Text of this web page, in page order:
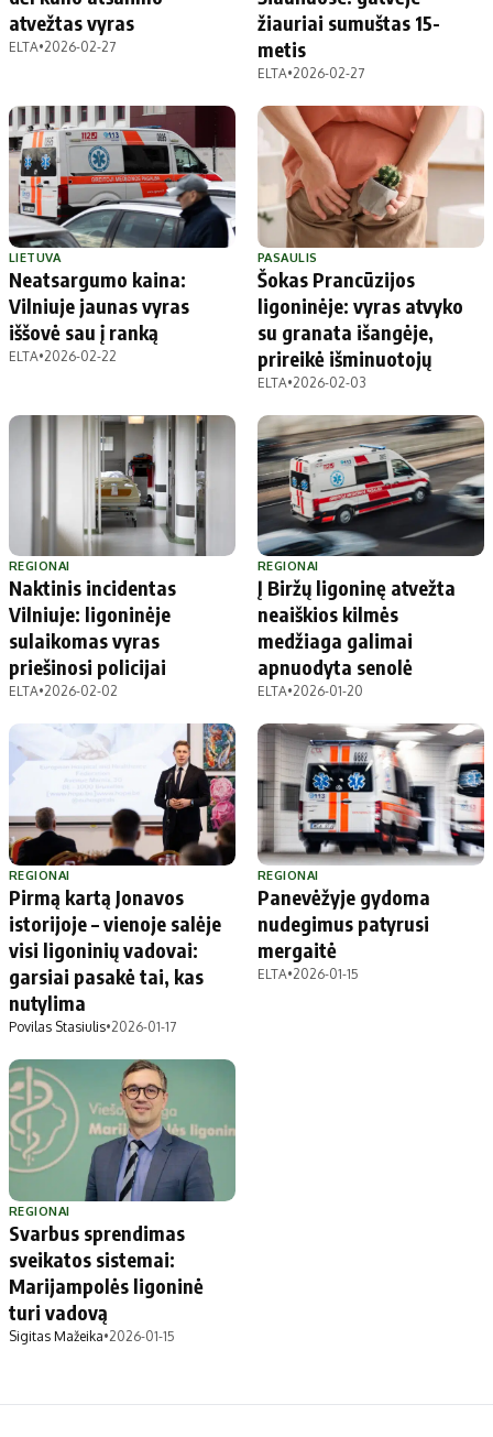
atvežtas vyras
ELTA•2026-02-27
žiauriai sumuštas 15-
metis
ELTA•2026-02-27
LIETUVA
Neatsargumo kaina:
Vilniuje jaunas vyras
iššovė sau į ranką
ELTA•2026-02-22
PASAULIS
Šokas Prancūzijos
ligoninėje: vyras atvyko
su granata išangėje,
prireikė išminuotojų
ELTA•2026-02-03
REGIONAI
Naktinis incidentas
Vilniuje: ligoninėje
sulaikomas vyras
priešinosi policijai
ELTA•2026-02-02
REGIONAI
Į Biržų ligoninę atvežta
neaiškios kilmės
medžiaga galimai
apnuodyta senolė
ELTA•2026-01-20
REGIONAI
Pirmą kartą Jonavos
istorijoje – vienoje salėje
visi ligoninių vadovai:
garsiai pasakė tai, kas
nutylima
Povilas Stasiulis•2026-01-17
REGIONAI
Panevėžyje gydoma
nudegimus patyrusi
mergaitė
ELTA•2026-01-15
REGIONAI
Svarbus sprendimas
sveikatos sistemai:
Marijampolės ligoninė
turi vadovą
Sigitas Mažeika•2026-01-15